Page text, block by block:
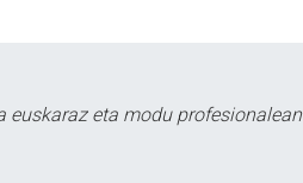
euskaraz eta modu profesionalean